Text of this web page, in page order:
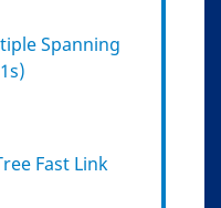
Spanning
Fast Link